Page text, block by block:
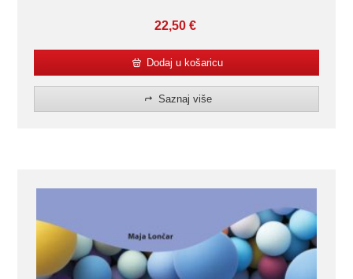
22,50 €
Dodaj u košaricu
Saznaj više